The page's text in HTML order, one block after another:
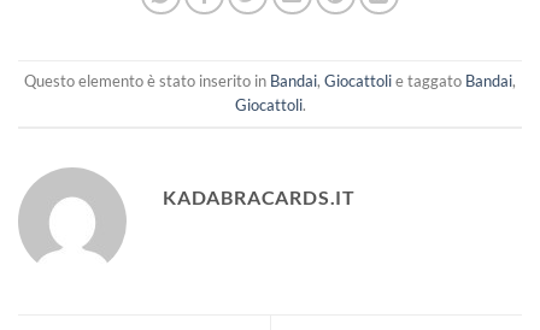
Questo elemento è stato inserito in Bandai, Giocattolie taggato Bandai,
Giocattoli.
KADABRACARDS.IT